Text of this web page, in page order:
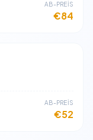
​AB-PREİS
€84
​AB-PREİS
€52